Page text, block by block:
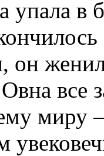
упала
он
все
миру